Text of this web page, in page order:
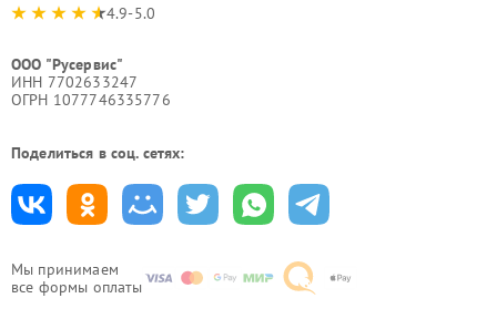
Мы принимаем
все формы оплаты
4.9-5.0
ООО "Русервис"
ИНН 7702633247
ОГРН 1077746335776
Поделиться в соц. сетях: